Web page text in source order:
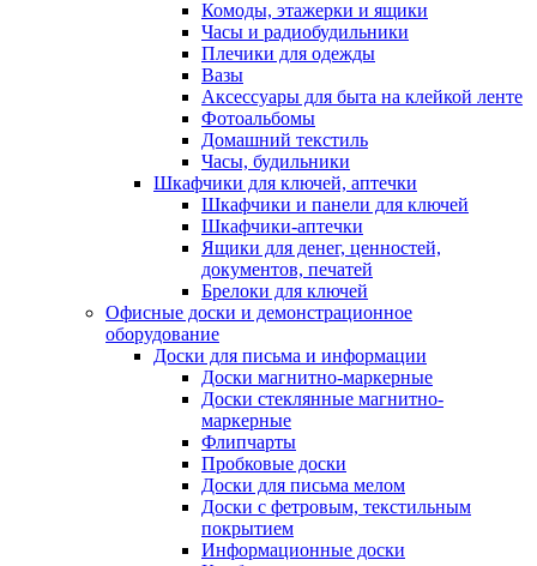
Комоды, этажерки и ящики
Часы и радиобудильники
Плечики для одежды
Вазы
Аксессуары для быта на клейкой ленте
Фотоальбомы
Домашний текстиль
Часы, будильники
Шкафчики для ключей, аптечки
Шкафчики и панели для ключей
Шкафчики-аптечки
Ящики для денег, ценностей,
документов, печатей
Брелоки для ключей
Офисные доски и демонстрационное
оборудование
Доски для письма и информации
Доски магнитно-маркерные
Доски стеклянные магнитно-
маркерные
Флипчарты
Пробковые доски
Доски для письма мелом
Доски с фетровым, текстильным
покрытием
Информационные доски